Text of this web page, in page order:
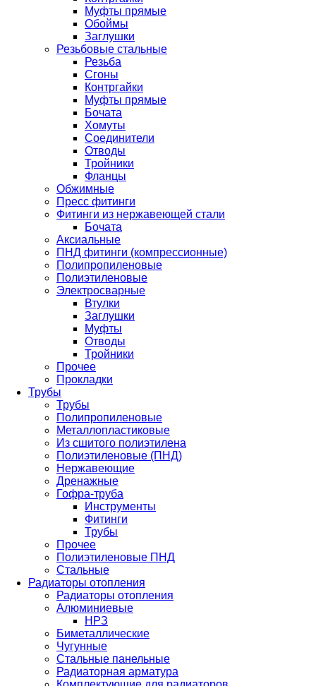
Муфты прямые
Обоймы
Заглушки
Резьбовые стальные
Резьба
Сгоны
Контргайки
Муфты прямые
Бочата
Хомуты
Соединители
Отводы
Тройники
Фланцы
Обжимные
Пресс фитинги
Фитинги из нержавеющей стали
Бочата
Аксиальные
ПНД фитинги (компрессионные)
Полипропиленовые
Полиэтиленовые
Электросварные
Втулки
Заглушки
Муфты
Отводы
Тройники
Прочее
Прокладки
Трубы
Трубы
Полипропиленовые
Металлопластиковые
Из сшитого полиэтилена
Полиэтиленовые (ПНД)
Нержавеющие
Дренажные
Гофра-труба
Инструменты
Фитинги
Трубы
Прочее
Полиэтиленовые ПНД
Стальные
Радиаторы отопления
Радиаторы отопления
Алюминиевые
НРЗ
Биметаллические
Чугунные
Стальные панельные
Радиаторная арматура